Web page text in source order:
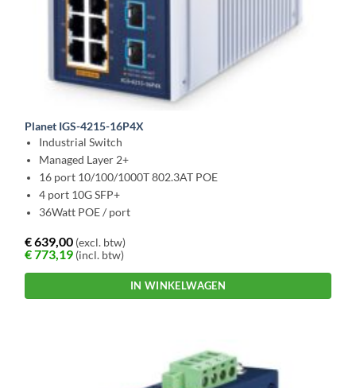
Planet IGS-4215-16P4X
Industrial Switch
Managed Layer 2+
16 port 10/100/1000T 802.3AT POE
4 port 10G SFP+
36Watt POE / port
€639,00 (excl. btw)
€773,19 (incl. btw)
IN WINKELWAGEN